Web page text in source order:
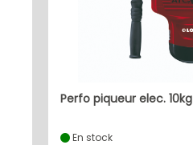
perfo piqueur elec. 10kg
En stock